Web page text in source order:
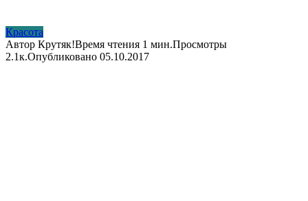
Красота
Автор Крутяк!Время чтения 1 мин.Просмотры
2.1к.Опубликовано 05.10.2017